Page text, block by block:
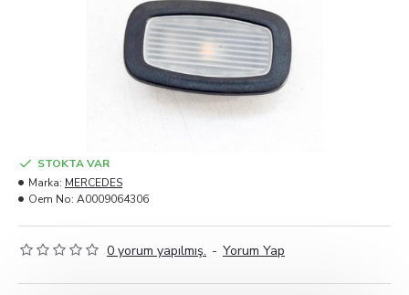
STOKTA VAR
Marka: MERCEDES
Oem No: A0009064306
0 yorum yapılmış. - Yorum Yap